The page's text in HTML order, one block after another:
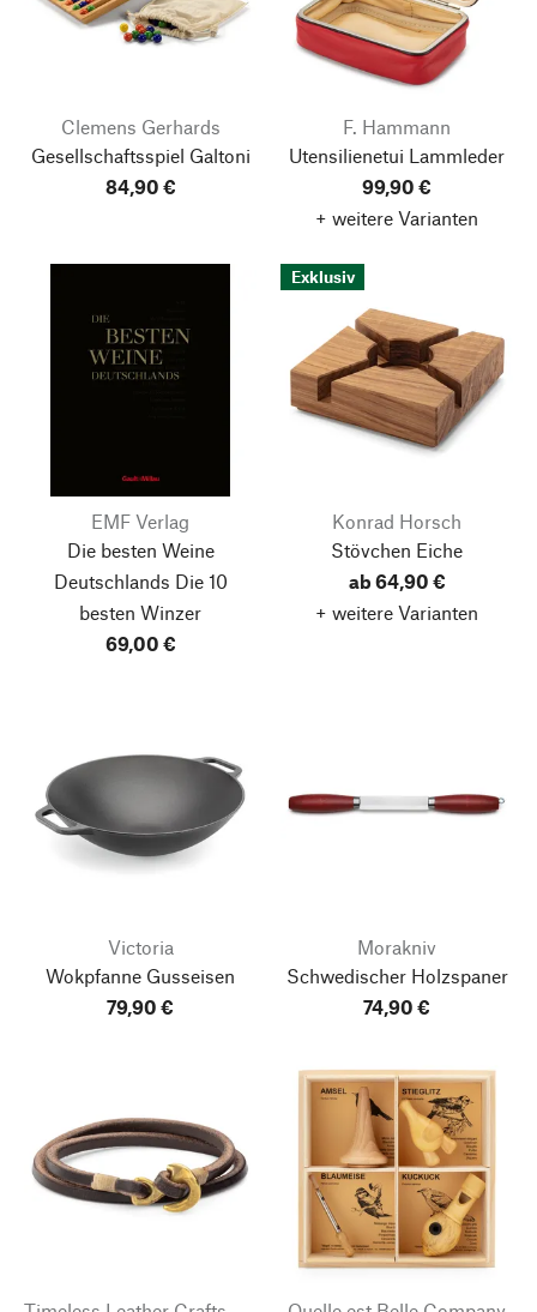
Clemens Gerhards
Gesellschaftsspiel Galtoni
84,90 €
F. Hammann
Utensilienetui Lammleder
99,90 €
+ weitere Varianten
EMF Verlag
Die besten Weine
Deutschlands Die 10
besten Winzer
69,00 €
Exklusiv
Konrad Horsch
Stövchen Eiche
ab 64,90 €
+ weitere Varianten
Victoria
Wokpfanne Gusseisen
79,90 €
Morakniv
Schwedischer Holzspaner
74,90 €